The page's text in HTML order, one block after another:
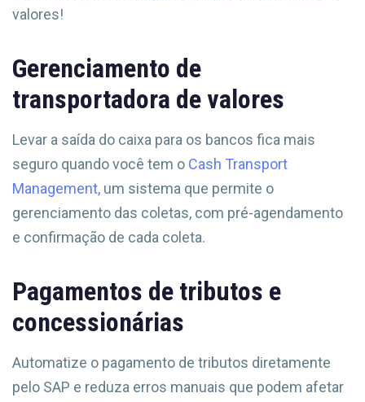
valores!
Gerenciamento de
transportadora de valores
Levar a saída do caixa para os bancos fica mais
seguro quando você tem o Cash Transport
Management, um sistema que permite o
gerenciamento das coletas, com pré-agendamento
e confirmação de cada coleta.
Pagamentos de tributos e
concessionárias
Automatize o pagamento de tributos diretamente
pelo SAP e reduza erros manuais que podem afetar